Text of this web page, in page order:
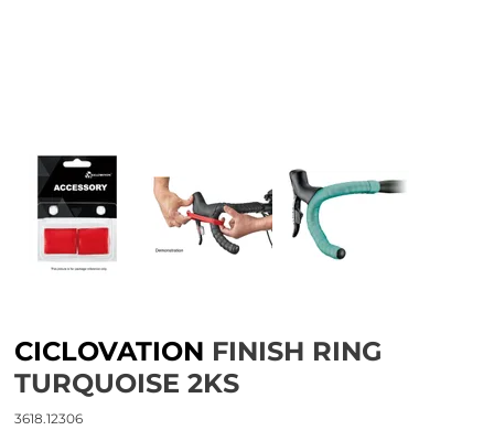
CICLOVATION FINISH RING
TURQUOISE 2KS
3618.12306